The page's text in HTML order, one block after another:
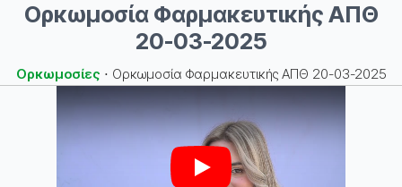
Ορκωμοσία Φαρμακευτικής ΑΠΘ
20-03-2025
Ορκωμοσίες ⋅ Ορκωμοσία Φαρμακευτικής ΑΠΘ 20-03-2025
Play